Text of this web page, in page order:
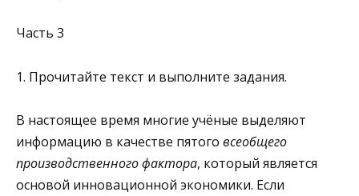
Часть 3
1. Прочитайте текст и выполните задания.
В настоящее время многие учёные выделяют
информацию в качестве пятого всеобщего
производственного фактора, который является
основой инновационной экономики. Если